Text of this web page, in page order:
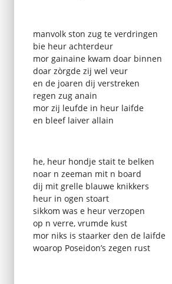
manvolk ston zug te verdringen
bie heur achterdeur
mor gainaine kwam doar binnen
doar zòrgde zij wel veur
en de joaren dij verstreken
regen zug anain
mor zij leufde in heur laifde
en bleef laiver allain
he, heur hondje stait te belken
noar n zeeman mit n board
dij mit grelle blauwe knikkers
heur in ogen stoart
sikkom was e heur verzopen
op n verre, vrumde kust
mor niks is staarker den de laifde
woarop Poseidon’s zegen rust